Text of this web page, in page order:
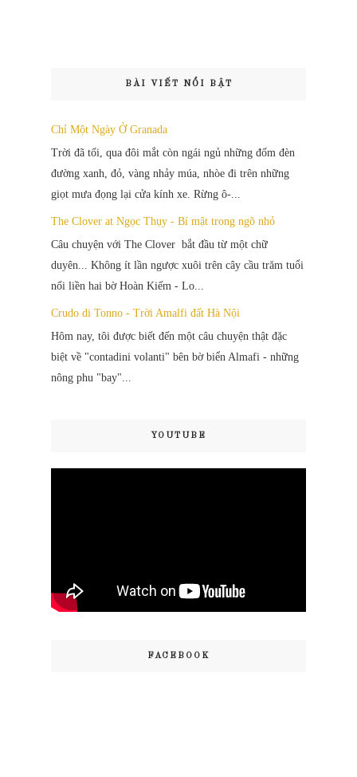
BÀI VIẾT NỔI BẬT
Chỉ Một Ngày Ở Granada
Trời đã tối, qua đôi mắt còn ngái ngủ những đốm đèn
đường xanh, đỏ, vàng nhảy múa, nhòe đi trên những
giọt mưa đọng lại cửa kính xe. Rừng ô-...
The Clover at Ngọc Thụy - Bí mật trong ngõ nhỏ
Câu chuyện với The Clover bắt đầu từ một chữ
duyên... Không ít lần ngược xuôi trên cây cầu trăm tuổi
nối liền hai bờ Hoàn Kiếm - Lo...
Crudo di Tonno - Trời Amalfi đất Hà Nội
Hôm nay, tôi được biết đến một câu chuyện thật đặc
biệt về "contadini volanti" bên bờ biển Almafi - những
nông phu "bay"...
YOUTUBE
FACEBOOK